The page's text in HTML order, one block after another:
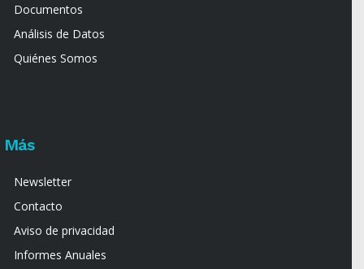
Documentos
Análisis de Datos
Quiénes Somos
Más
Newsletter
Contacto
Aviso de privacidad
Informes Anuales